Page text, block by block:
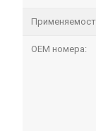
OEM номера: